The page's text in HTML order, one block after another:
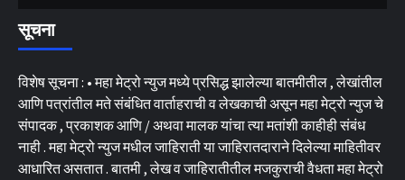
सूचना
विशेष सूचना : • महा मेट्रो न्युज मध्ये प्रसिद्ध झालेल्या बातमीतील , लेखांतील
आणि पत्रांतील मते संबंधित वार्ताहराची व लेखकाची असून महा मेट्रो न्युज चे
संपादक , प्रकाशक आणि / अथवा मालक यांचा त्या मतांशी काहीही संबंध
नाही . महा मेट्रो न्युज मधील जाहिराती या जाहिरातदाराने दिलेल्या माहितीवर
आधारित असतात . बातमी , लेख व जाहिरातीतील मजकुराची वैधता महा मेट्रो